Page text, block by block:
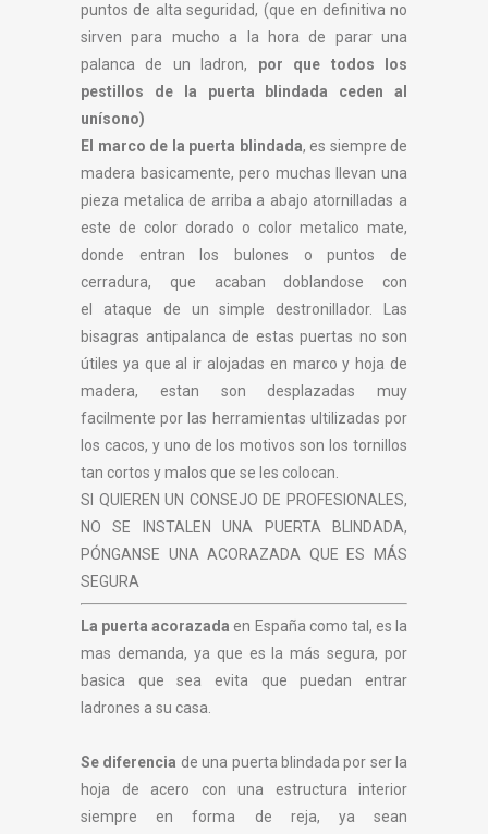
puntos de alta seguridad, (que en definitiva no
sirven para mucho a la hora de parar una
palanca de un ladron, por que todos los
pestillos de la puerta blindada ceden al
unísono)
El marco de la puerta blindada, es siempre de
madera basicamente, pero muchas llevan una
pieza metalica de arriba a abajo atornilladas a
este de color dorado o color metalico mate,
donde entran los bulones o puntos de
cerradura, que acaban doblandose con
el ataque de un simple destronillador. Las
bisagras antipalanca de estas puertas no son
útiles ya que al ir alojadas en marco y hoja de
madera, estan son desplazadas muy
facilmente por las herramientas ultilizadas por
los cacos, y uno de los motivos son los tornillos
tan cortos y malos que se les colocan.
SI QUIEREN UN CONSEJO DE PROFESIONALES,
NO SE INSTALEN UNA PUERTA BLINDADA,
PÓNGANSE UNA ACORAZADA QUE ES MÁS
SEGURA
La puerta acorazada en España como tal, es la
mas demanda, ya que es la más segura, por
basica que sea evita que puedan entrar
ladrones a su casa.
Se diferencia de una puerta blindada por ser la
hoja de acero con una estructura interior
siempre en forma de reja, ya sean